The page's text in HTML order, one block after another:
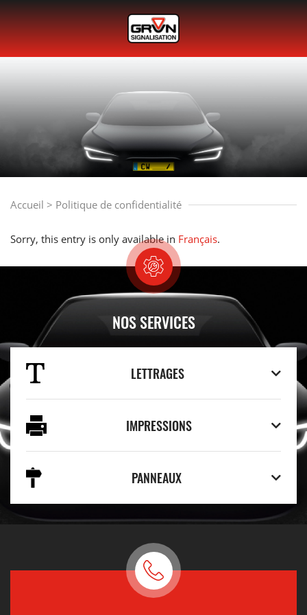
Accueil > Politique de confidentialité
Sorry, this entry is only available in Français.
NOS SERVICES
LETTRAGES
IMPRESSIONS
PANNEAUX